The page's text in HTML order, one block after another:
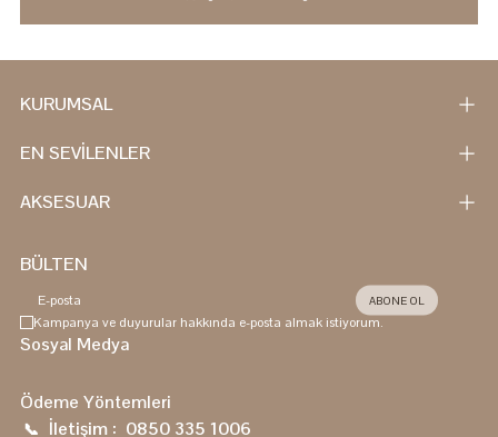
KURUMSAL
EN SEVİLENLER
AKSESUAR
BÜLTEN
ABONE OL
Kampanya ve duyurular hakkında e-posta almak istiyorum.
Sosyal Medya
Ödeme Yöntemleri
📞 İletişim : 0850 335 1006